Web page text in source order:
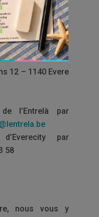
à 17h00
12 – 1140 Evere
l’Entrelà par
par
58
nous vous y